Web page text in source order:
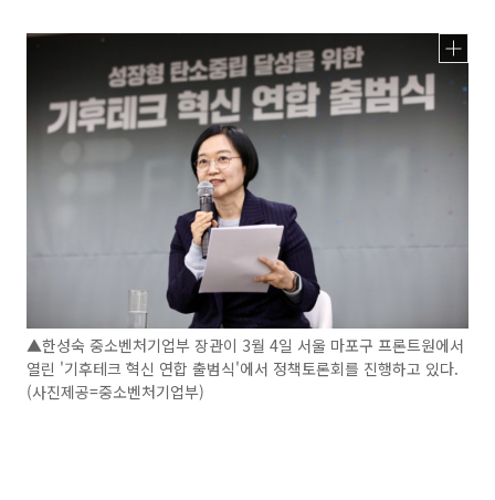
▲한성숙 중소벤처기업부 장관이 3월 4일 서울 마포구 프론트원에서
열린 '기후테크 혁신 연합 출범식'에서 정책토론회를 진행하고 있다.
(사진제공=중소벤처기업부)